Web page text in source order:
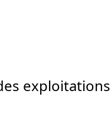
exploitations